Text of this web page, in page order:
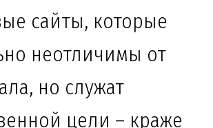
сайты, которые
неотличимы от
но служат
цели – краже